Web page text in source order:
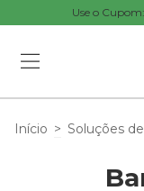
Use o
Início > Soluções